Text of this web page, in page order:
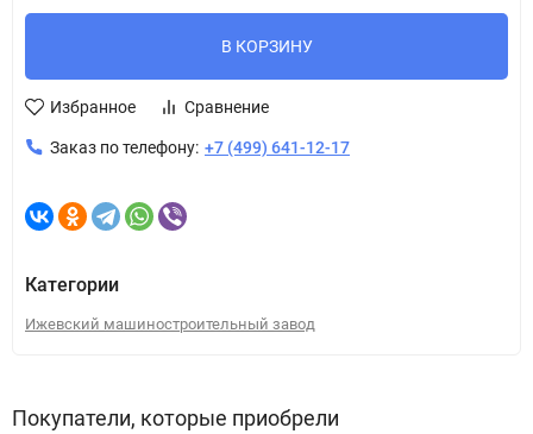
В КОРЗИНУ
Избранное Сравнение
Заказ по телефону: +7 (499) 641-12-17
Категории
Ижевский машиностроительный завод
Покупатели, которые приобрели